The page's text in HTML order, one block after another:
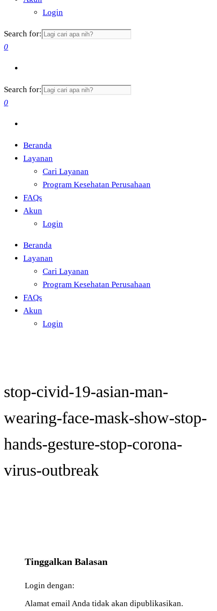
Login
Search for:
0
Search for:
0
Beranda
Layanan
Cari Layanan
Program Kesehatan Perusahaan
FAQs
Akun
Login
Beranda
Layanan
Cari Layanan
Program Kesehatan Perusahaan
FAQs
Akun
Login
stop-civid-19-asian-man-
wearing-face-mask-show-stop-
hands-gesture-stop-corona-
virus-outbreak
Tinggalkan Balasan
Login dengan:
Alamat email Anda tidak akan dipublikasikan.